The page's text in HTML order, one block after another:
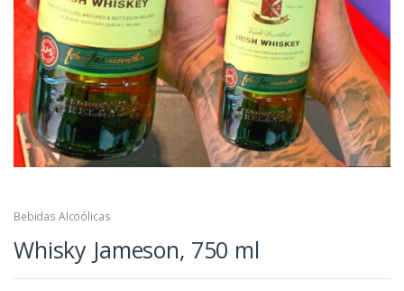
Bebidas Alcoólicas
Whisky Jameson, 750 ml